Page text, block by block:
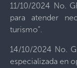
11/10/2024 No.
para atender
turismo”.
14/10/2024 No.
especializada en